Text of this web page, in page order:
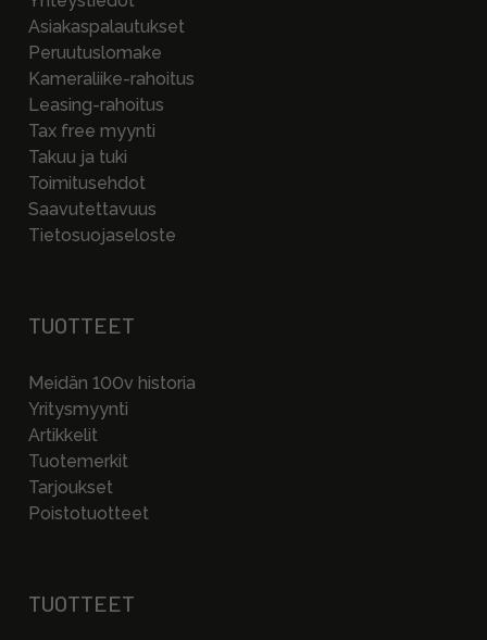
Asiakaspalautukset
Peruutuslomake
Kameraliike-rahoitus
Leasing-rahoitus
Tax free myynti
Takuu ja tuki
Toimitusehdot
Saavutettavuus
Tietosuojaseloste
TUOTTEET
Meidän 100v historia
Yritysmyynti
Artikkelit
Tuotemerkit
Tarjoukset
Poistotuotteet
TUOTTEET